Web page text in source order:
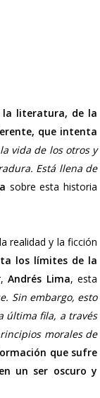
la literatura, de la
que intenta
vida de los otros y
Está llena de
sobre esta historia
realidad y la ficción
los límites de la
Andrés Lima, esta
Sin embargo, esto
última fila, a través
morales de
que sufre
un ser oscuro y